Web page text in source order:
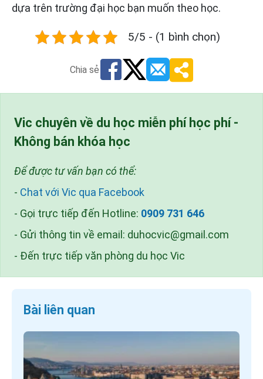
dựa trên trường đại học bạn muốn theo học.
5/5 - (1 bình chọn)
Chia sẻ
Vic chuyên về du học miễn phí học phí -
Không bán khóa học
Để được tư vấn bạn có thể:
- Chat với Vic qua Facebook
- Gọi trực tiếp đến Hotline: 0909 731 646
- Gửi thông tin về email: duhocvic@gmail.com
- Đến trực tiếp văn phòng du học Vic
Bài liên quan